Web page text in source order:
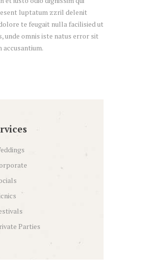
luptatum zzril delenit
te feugait nulla facilisied ut
unde omnis iste natus error sit
Parties